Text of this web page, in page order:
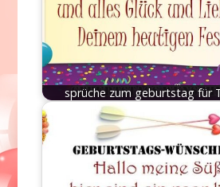
sprüche zum geburtstag für